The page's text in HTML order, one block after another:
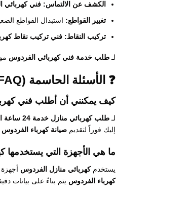
الكشف عن الالتماس: فني كهربائي
تغيير القواطع: استبدال القواطع
تركيب النقاط: فني تركيب نقاط
لـطلب خدمة فني كهربائي الفردوس
❓ الأسئلة الحاسمة (FAQ) لتعزيز الثقة في الخدمة
كيف يمكنني أن أطلب فني كهربائي
لـ طلب كهربائي منازل خدمة 24 ساعة الفردوس
إليك فوراً لتقديم صيانة كهرباء الفردوس
ما هي الأجهزة التي
يستخدمكهربائي منازل الفردوس
كهرباء الفردوس يتم بناءً على بيانات